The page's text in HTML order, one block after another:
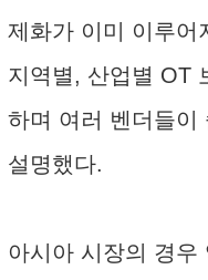
제화가 이미 이루어
지역별, 산업별 OT
하며 여러 벤더들이
설명했다.
아시아 시장의 경우